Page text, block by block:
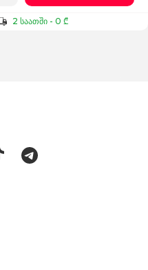
2 საათში - 0 ₾